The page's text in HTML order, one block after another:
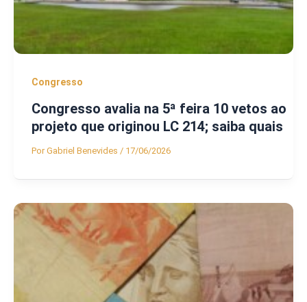
Congresso
Congresso avalia na 5ª feira 10 vetos ao
projeto que originou LC 214; saiba quais
PorGabriel Benevides / 17/06/2026